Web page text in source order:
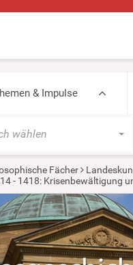
& Impulse
wählen
Fächer
- 1418: Krisenbewältigung